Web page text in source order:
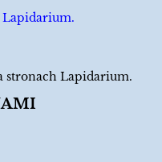
Lapidarium.
stronach Lapidarium.